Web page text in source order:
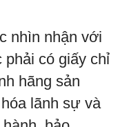
nhìn nhận với
phải có giấy chỉ
hãng sản
lãnh sự và